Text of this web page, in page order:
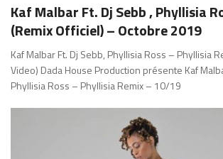
Kaf Malbar Ft. Dj Sebb , Phyllisia
(Remix Officiel) – Octobre 2019
Kaf Malbar Ft. Dj Sebb, Phyllisia Ross – Phyllisia
Video) Dada House Production présente Kaf
Phyllisia Ross – Phyllisia Remix – 10/19